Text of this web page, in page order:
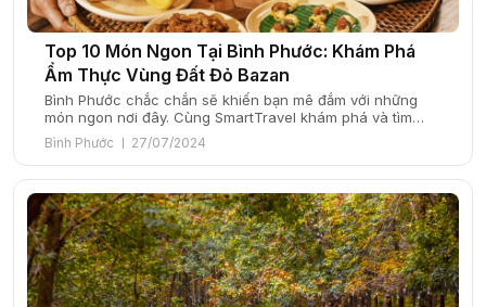
Top 10 Món Ngon Tại Bình Phước: Khám Phá
Ẩm Thực Vùng Đất Đỏ Bazan
Bình Phước chắc chắn sẽ khiến bạn mê đắm với những
món ngon nơi đây. Cùng SmartTravel khám phá và tìm
hiểu về top 10 món ngon nổi tiếng tại vùng đất đỏ Bazan
này nhé! Bình Phước, vùng đất trù phú nằm giữa miền
Đông Nam Bộ, không chỉ nổi tiếng với những rừng […]
Bình Phước 27/07/2024